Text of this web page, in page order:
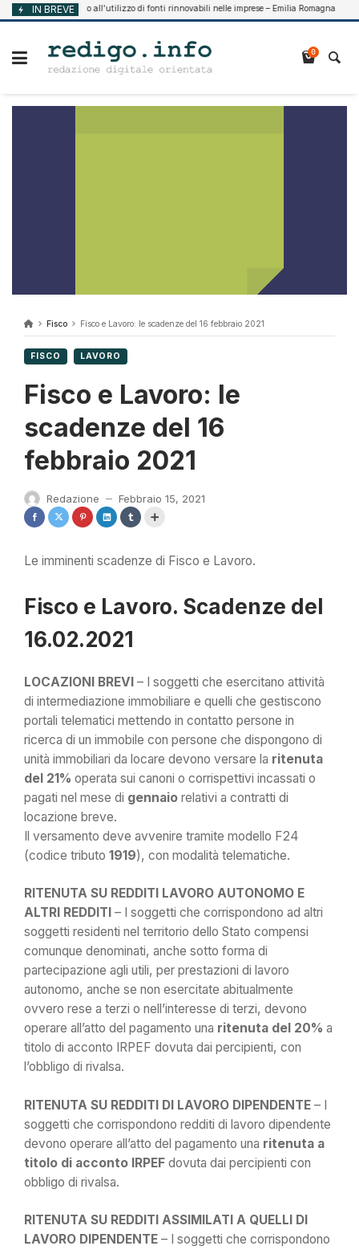
Vai
al
IN BREVE
Supporto all’utilizzo di fonti rinnovabili nelle imprese – Emilia Romagna
0
Fisco Fisco e Lavoro: le scadenze del 16 febbraio 2021
FISCO LAVORO
Fisco e Lavoro: le
scadenze del 16
febbraio 2021
Redazione — Febbraio 15, 2021
Le imminenti scadenze di Fisco e Lavoro.
Fisco e Lavoro. Scadenze del
16.02.2021
LOCAZIONI BREVI – I soggetti che esercitano attività
di intermediazione immobiliare e quelli che gestiscono
portali telematici mettendo in contatto persone in
ricerca di un immobile con persone che dispongono di
unità immobiliari da locare devono versare la ritenuta
del 21% operata sui canoni o corrispettivi incassati o
pagati nel mese di gennaio relativi a contratti di
locazione breve.
Il versamento deve avvenire tramite modello F24
(codice tributo 1919), con modalità telematiche.
RITENUTA SU REDDITI LAVORO AUTONOMO E
ALTRI REDDITI – I soggetti che corrispondono ad altri
soggetti residenti nel territorio dello Stato compensi
comunque denominati, anche sotto forma di
partecipazione agli utili, per prestazioni di lavoro
autonomo, anche se non esercitate abitualmente
ovvero rese a terzi o nell’interesse di terzi, devono
operare all’atto del pagamento una ritenuta del 20% a
titolo di acconto IRPEF dovuta dai percipienti, con
l’obbligo di rivalsa.
RITENUTA SU REDDITI DI LAVORO DIPENDENTE – I
soggetti che corrispondono redditi di lavoro dipendente
devono operare all’atto del pagamento una ritenuta a
titolo di acconto IRPEF dovuta dai percipienti con
obbligo di rivalsa.
RITENUTA SU REDDITI ASSIMILATI A QUELLI DI
LAVORO DIPENDENTE – I soggetti che corrispondono